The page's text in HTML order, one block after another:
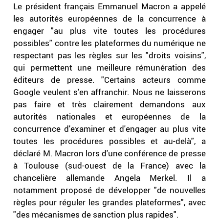
Le président français Emmanuel Macron a appelé
les autorités européennes de la concurrence à
engager "au plus vite toutes les procédures
possibles" contre les plateformes du numérique ne
respectant pas les règles sur les "droits voisins",
qui permettent une meilleure rémunération des
éditeurs de presse. "Certains acteurs comme
Google veulent s'en affranchir. Nous ne laisserons
pas faire et très clairement demandons aux
autorités nationales et européennes de la
concurrence d'examiner et d'engager au plus vite
toutes les procédures possibles et au-delà", a
déclaré M. Macron lors d'une conférence de presse
à Toulouse (sud-ouest de la France) avec la
chancelière allemande Angela Merkel. Il a
notamment proposé de développer "de nouvelles
règles pour réguler les grandes plateformes", avec
"des mécanismes de sanction plus rapides".